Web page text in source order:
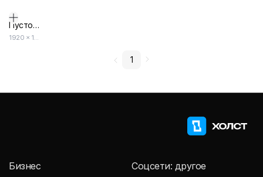
Пустой дизайн-макет
1920 × 1080
1
Бизнес Соцсети: другое